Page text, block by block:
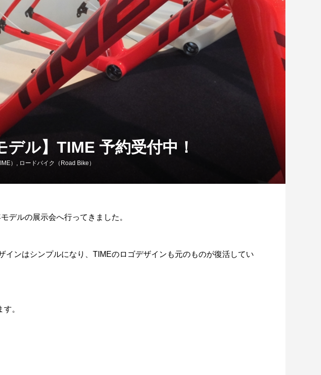
FX
GIANT CONTEND 0 入荷しま
した！
デル】TIME 予約受付中！
） ロードバイク（Road Bike）
デルの展示会へ行ってきました。
インはシンプルになり、TIMEのロゴデザインも元のものが復活してい
。
発表｜軽
COLNAGO「TOUR DE FRANCE 2026
「ウエキ